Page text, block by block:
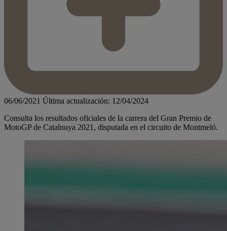
06/06/2021 Última actualización: 12/04/2024
Consulta los resultados oficiales de la carrera del Gran Premio de
MotoGP de Catalnuya 2021, disputada en el circuito de Montmeló.